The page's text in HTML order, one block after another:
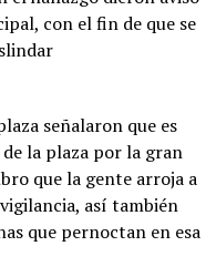
con el fin de que se
señalaron que es
la plaza por la gran
que la gente arroja a
así también
que pernoctan en esa